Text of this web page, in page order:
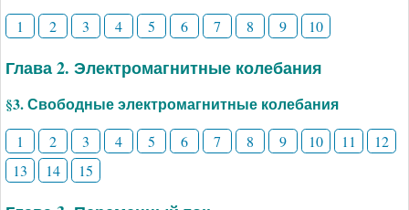
1 2 3 4 5 6 7 8 9 10
Глава 2. Электромагнитные колебания
§3. Свободные электромагнитные колебания
1 2 3 4 5 6 7 8 9 10 11
12
13
14 15